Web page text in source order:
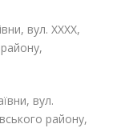
вул. ХХХХ,
вул.
району,